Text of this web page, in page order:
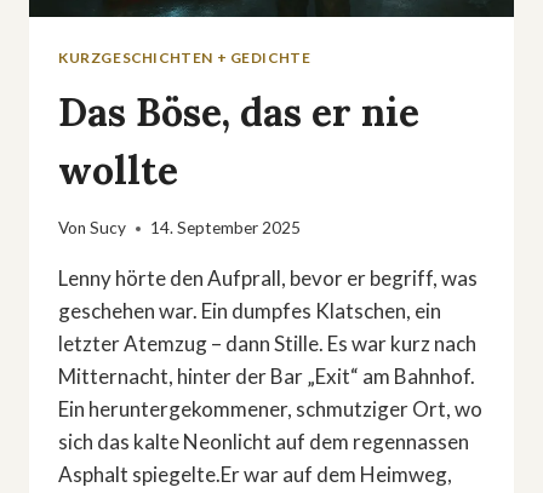
KURZGESCHICHTEN + GEDICHTE
Das Böse, das er nie
wollte
Von Sucy 14. September 2025
Lenny hörte den Aufprall, bevor er begriff, was
geschehen war. Ein dumpfes Klatschen, ein
letzter Atemzug – dann Stille. Es war kurz nach
Mitternacht, hinter der Bar „Exit“ am Bahnhof.
Ein heruntergekommener, schmutziger Ort, wo
sich das kalte Neonlicht auf dem regennassen
Asphalt spiegelte.Er war auf dem Heimweg,